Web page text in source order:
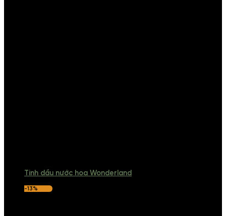
Tinh dầu nước hoa Wonderland
-13%